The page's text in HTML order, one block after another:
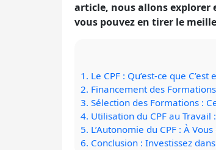
article, nous allons explorer
vous pouvez en tirer le
1. Le CPF : Qu’est-ce que
2. Financement des
3. Sélection des Formations :
4. Utilisation du CPF au Travail
5. L’Autonomie du CPF : À
6. Conclusion : Investissez